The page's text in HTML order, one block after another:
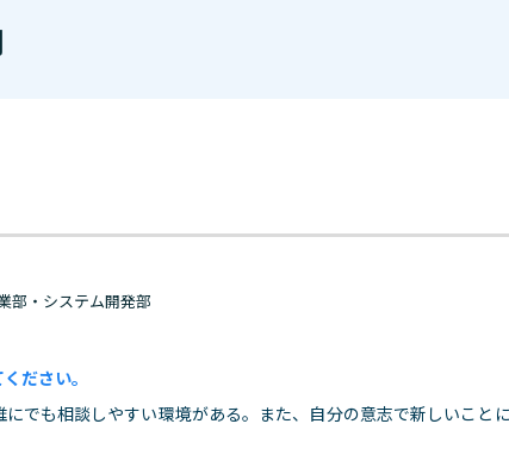
部・システム開発部
ださい。
でも相談しやすい環境がある。また、自分の意志で新しいこと